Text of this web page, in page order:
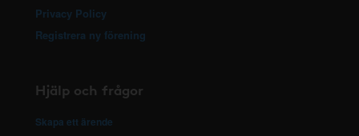
Privacy Policy
Registrera ny förening
Hjälp och frågor
Skapa ett ärende